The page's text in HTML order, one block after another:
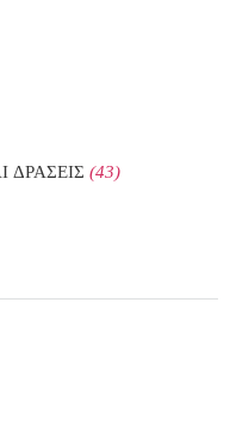
ΔΡΑΣΕΙΣ (43)